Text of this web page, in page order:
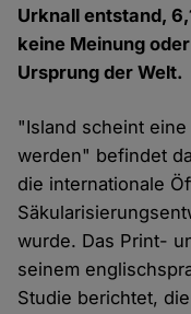
Urknall entstand,
keine Meinung
Ursprung der Welt.
"Island scheint
werden" befindet
die internationale
wurde. Das Print-
seinem
Studie berichtet,